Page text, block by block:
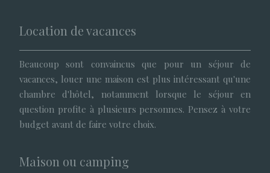
Location de vacances
Beaucoup sont convaincus que pour un séjour de
vacances, louer une maison est plus intéressant qu'une
chambre d'hôtel, notamment lorsque le séjour en
question profite à plusieurs personnes. Pensez à votre
budget avant de faire votre choix.
Maison ou camping